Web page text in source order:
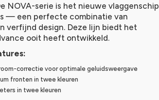
NOVA-serie is het nieuwe vlaggenschip
— een perfecte combinatie van
verfijnd design. Deze lijn biedt het
ooit heeft ontwikkeld.
correctie voor optimale geluidsweergave
fronten in twee kleuren
in twee kleuren